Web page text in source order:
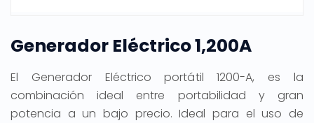
Generador Eléctrico 1,200A
El Generador Eléctrico portátil 1200-A, es la
combinación ideal entre portabilidad y gran
potencia a un bajo precio. Ideal para el uso de